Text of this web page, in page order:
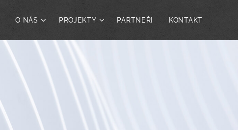
O NÁS PROJEKTY PARTNEŘI KONTAKT